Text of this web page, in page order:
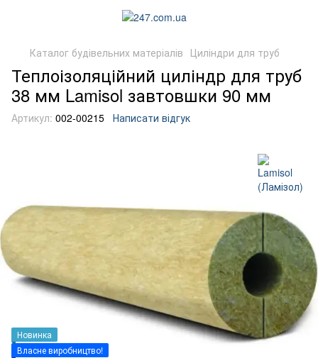
Каталог будівельних матеріалів Циліндри для труб
Теплоізоляційний циліндр для труб
38 мм Lamisol завтовшки 90 мм
Артикул: 002-00215 Написати відгук
Новинка
Власне виробництво!